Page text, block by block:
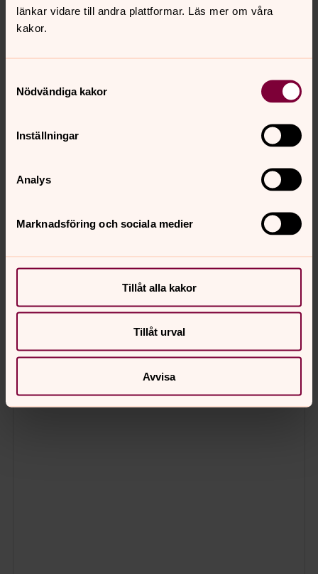
länkar vidare till andra plattformar. Läs mer om våra
kakor.
Nödvändiga kakor
Inställningar
Analys
Marknadsföring och sociala medier
Tillåt alla kakor
Tillåt urval
Avvisa